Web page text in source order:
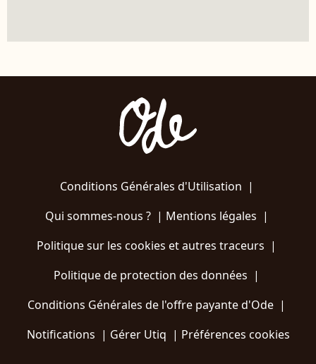
Conditions Générales d'Utilisation |
Qui sommes-nous ?| Mentions légales |
Politique sur les cookies et autres traceurs |
Politique de protection des données |
Conditions Générales de l'offre payante d'Ode |
Notifications | Gérer Utiq | Préférences cookies